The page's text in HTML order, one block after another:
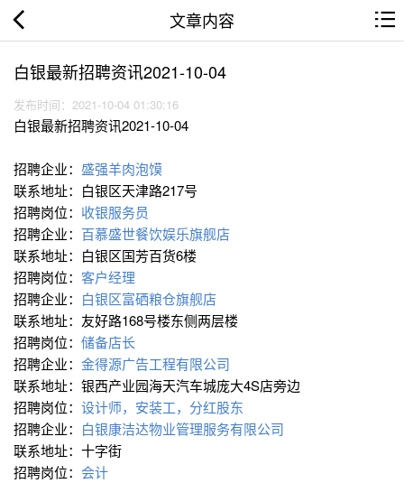
文章内容
白银最新招聘资讯2021-10-04
发布时间：2021-10-04 01:30:16
白银最新招聘资讯2021-10-04
招聘企业： 盛强羊肉泡馍
联系地址：白银区天津路217号
招聘岗位： 收银服务员
招聘企业： 百慕盛世餐饮娱乐旗舰店
联系地址：白银区国芳百货6楼
招聘岗位： 客户经理
招聘企业： 白银区富硒粮仓旗舰店
联系地址：友好路168号楼东侧两层楼
招聘岗位： 储备店长
招聘企业： 金得源广告工程有限公司
联系地址：银西产业园海天汽车城庞大4S店旁边
招聘岗位： 设计师，安装工，分红股东
招聘企业： 白银康洁达物业管理服务有限公司
联系地址：十字街
招聘岗位： 会计